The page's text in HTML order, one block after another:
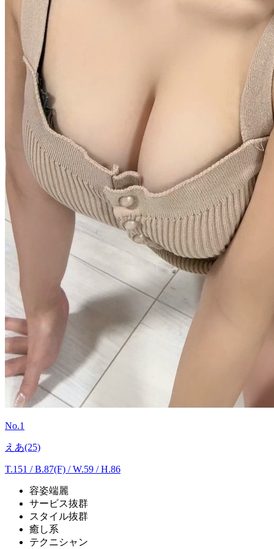
No.1
えあ(25)
T.151 /B.87(F) / W.59 / H.86
容姿端麗
サービス抜群
スタイル抜群
癒し系
テクニシャン